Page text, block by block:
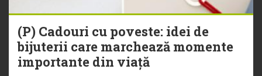
(P) Cadouri cu poveste: idei de
bijuterii care marchează momente
importante din viață